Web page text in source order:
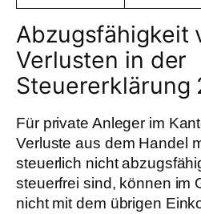
Abzugsfähigkeit
Verlusten in der
Steuererklärung
Für private Anleger im
Verluste aus dem Handel
steuerlich nicht
steuerfrei sind, können im
nicht mit dem übrigen